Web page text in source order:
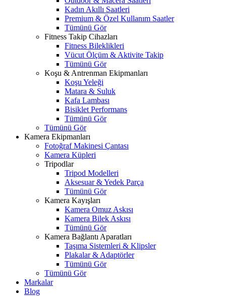
Kadın Akıllı Saatleri
Premium & Özel Kullanım Saatler
Tümünü Gör
Fitness Takip Cihazları
Fitness Bileklikleri
Vücut Ölçüm & Aktivite Takip
Tümünü Gör
Koşu & Antrenman Ekipmanları
Koşu Yeleği
Matara & Suluk
Kafa Lambası
Bisiklet Performans
Tümünü Gör
Tümünü Gör
Kamera Ekipmanları
Fotoğraf Makinesi Çantası
Kamera Küpleri
Tripodlar
Tripod Modelleri
Aksesuar & Yedek Parça
Tümünü Gör
Kamera Kayışları
Kamera Omuz Askısı
Kamera Bilek Askısı
Tümünü Gör
Kamera Bağlantı Aparatları
Taşıma Sistemleri & Klipsler
Plakalar & Adaptörler
Tümünü Gör
Tümünü Gör
Markalar
Blog